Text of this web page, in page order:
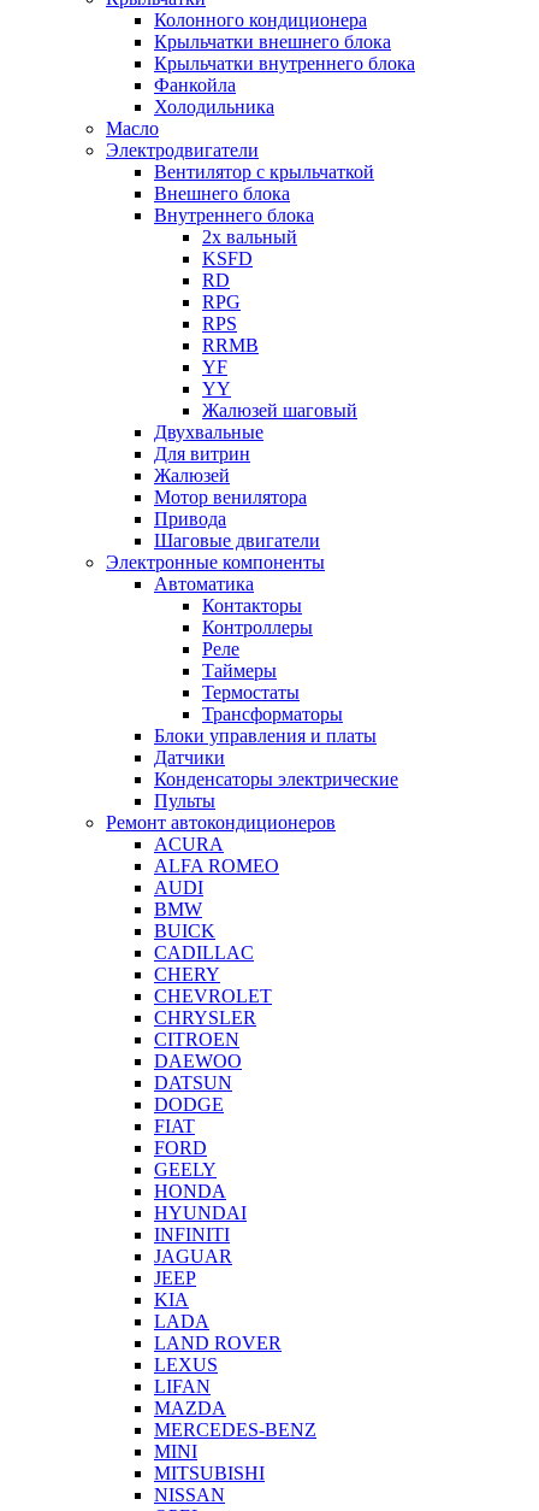
Колонного кондиционера
Крыльчатки внешнего блока
Крыльчатки внутреннего блока
Фанкойла
Холодильника
Масло
Электродвигатели
Вентилятор с крыльчаткой
Внешнего блока
Внутреннего блока
2х вальный
KSFD
RD
RPG
RPS
RRMB
YF
YY
Жалюзей шаговый
Двухвальные
Для витрин
Жалюзей
Мотор венилятора
Привода
Шаговые двигатели
Электронные компоненты
Автоматика
Контакторы
Контроллеры
Реле
Таймеры
Термостаты
Трансформаторы
Блоки управления и платы
Датчики
Конденсаторы электрические
Пульты
Ремонт автокондиционеров
ACURA
ALFA ROMEO
AUDI
BMW
BUICK
CADILLAC
CHERY
CHEVROLET
CHRYSLER
CITROEN
DAEWOO
DATSUN
DODGE
FIAT
FORD
GEELY
HONDA
HYUNDAI
INFINITI
JAGUAR
JEEP
KIA
LADA
LAND ROVER
LEXUS
LIFAN
MAZDA
MERCEDES-BENZ
MINI
MITSUBISHI
NISSAN